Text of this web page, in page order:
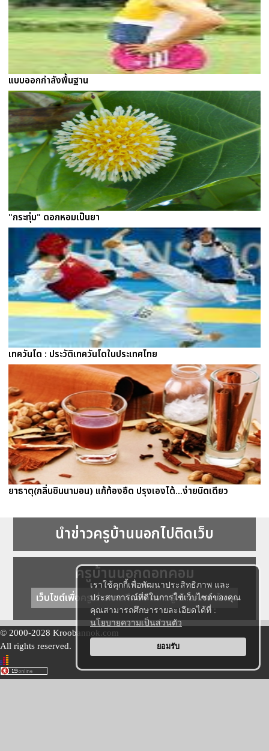
เราใช้คุกกี้เพื่อพัฒนาประสิทธิภาพ และ
ประสบการณ์ที่ดีในการใช้เว็บไซต์ของคุณ
คุณสามารถศึกษารายละเอียดได้ที่ :
นโยบายความเป็นส่วนตัว
ยอมรับ
แบบออกกำลังพื้นฐาน
"กระทุ่ม" ดอกหอมเป็นยา
เทควันโด : ประวัติเทควันโดในประเทศไทย
ยาธาตุ(กลิ่นซินนามอน) แก้ท้องอืด ปรุงเองได้...ง่ายนิดเดียว
นำข่าวครูบ้านนอกไปติดเว็บ
ครูบ้านนอกดอทคอม
เว็บไซต์เพื่อครู ข่าวการศึกษา ความรู้ การศึกษาไทย
© 2000-2028 Kroobannok.com
All rights reserved.